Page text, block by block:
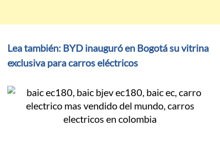
Lea también: BYD inauguró en Bogotá su vitrina
exclusiva para carros eléctricos